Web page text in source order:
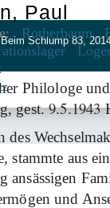
Paul
Rotherbaum
Philologe
gest.9.5.1943
des
stammte aus
ansässigen
und
Schlump 83,